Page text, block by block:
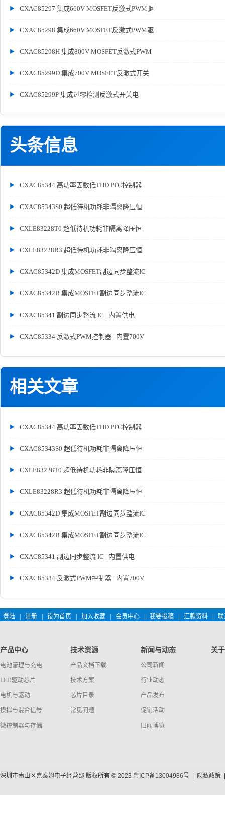
CXAC85297 集成660V MOSFET反激式PWM驱
CXAC85298 集成660V MOSFET反激式PWM驱
CXAC85298H 集成800V MOSFET反激式PWM
CXAC85299D 集成700V MOSFET反激式开关
CXAC85299P 集成过零检测反激式开关电
头条信息
CXAC85344 高功率因数低THD PFC控制器
CXAC85343S0 超低待机功耗非隔离降压恒
CXLE83228T0 超低待机功耗非隔离降压恒
CXLE83228R3 超低待机功耗非隔离降压恒
CXAC85342D 集成MOSFET副边同步整流IC
CXAC85342B 集成MOSFET副边同步整流IC
CXAC85341 副边同步整流 IC | 内置供电
CXAC85334 反激式PWM控制器 | 内置700V
相关文章
CXAC85344 高功率因数低THD PFC控制器
CXAC85343S0 超低待机功耗非隔离降压恒
CXLE83228T0 超低待机功耗非隔离降压恒
CXLE83228R3 超低待机功耗非隔离降压恒
CXAC85342D 集成MOSFET副边同步整流IC
CXAC85342B 集成MOSFET副边同步整流IC
CXAC85341 副边同步整流 IC | 内置供电
CXAC85334 反激式PWM控制器 | 内置700V
登陆 注册 设为首页 加入收藏 会员中心 我要投稿 汇款资料
产品中心
电池管理与充电
LED驱动芯片
电机与驱动
模拟与混合信号
微控制器与存储
技术资源
产品文档下载
技术方案
芯片目录
常见问题
新闻与动态
公司新闻
行业动态
产品发布
促销活动
旧闻博览
关
深圳市南山区嘉泰姆电子经营部 版权所有 © 2023 粤ICP备13004986号 隐私政策